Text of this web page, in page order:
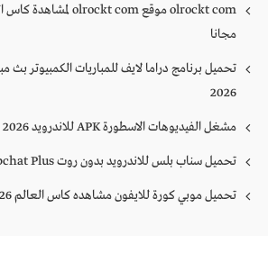
مجانا
تحميل برنامج دراما لايف للمباريات الكمبيوتر بث
2026
مشغل الفيديوهات الاسطورة APK للاندرويد 2026 مجانا
تحميل سناب بلس للاندرويد بدون روت Snapchat Plus‏ عربي 2026
تحميل موبي كورة للايفون مشاهده كاس العالم 2026 بالعربي